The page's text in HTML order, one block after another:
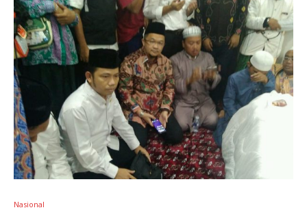
Nasional